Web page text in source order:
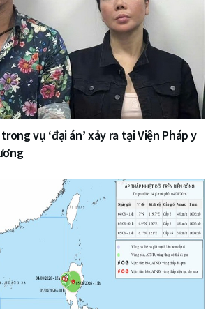
vụ ‘đại án’ xảy ra tại Viện Pháp y